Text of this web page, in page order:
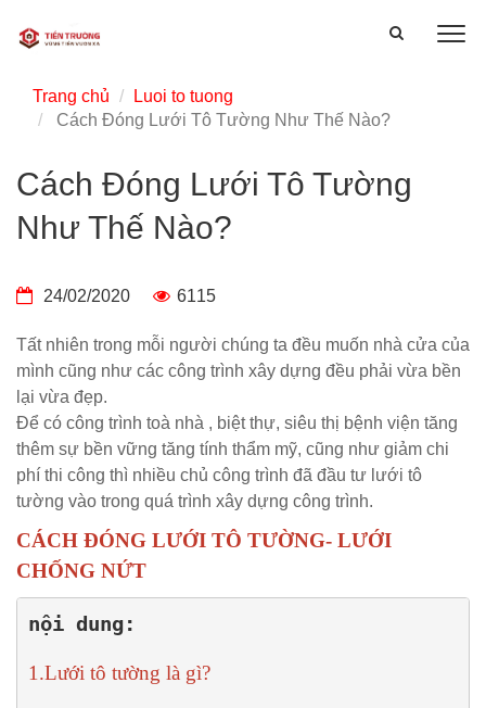
Cách Đóng Lưới Tô Tường
Như Thế Nào?
24/02/2020 6115
Tất nhiên trong mỗi người chúng ta đều muốn nhà cửa của
mình cũng như các công trình xây dựng đều phải vừa bền
lại vừa đẹp.
Để có công trình toà nhà , biệt thự, siêu thị bệnh viện tăng
thêm sự bền vững tăng tính thẩm mỹ, cũng như giảm chi
phí thi công thì nhiều chủ công trình đã đầu tư lưới tô
tường vào trong quá trình xây dựng công trình.
CÁCH ĐÓNG LƯỚI TÔ TƯỜNG- LƯỚI
CHỐNG NỨT
nội dung:
1.Lưới tô tường là gì?
Trang chủ
Luoi to tuong
Cách Đóng Lưới Tô Tường Như Thế Nào?